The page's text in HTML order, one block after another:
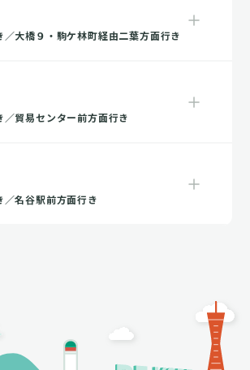
／大橋９・駒ケ林町経由二葉方面行き
／貿易センター前方面行き
／名谷駅前方面行き